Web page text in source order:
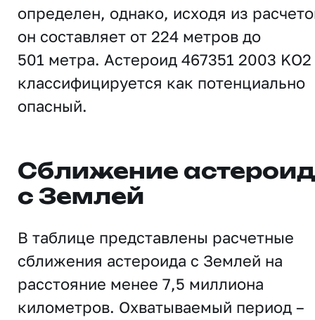
определен, однако, исходя из
он составляет от 224 метров до
501 метра. Астероид 467351 2003 KO2
классифицируется как потенциально
опасный.
Сближение
с Землей
В таблице представлены расчетные
сближения астероида с Землей на
расстояние менее 7,5 миллиона
километров. Охватываемый период –